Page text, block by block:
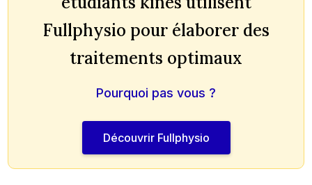
Fullphysio pour élaborer des
traitements optimaux
Pourquoi pas vous ?
Découvrir Fullphysio